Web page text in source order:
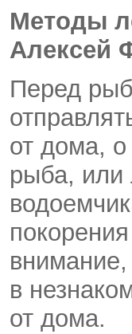
Методы
Алексей
Перед
от дома, о
рыба, или
внимание,
в
от дома.